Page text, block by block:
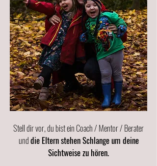
Stell dir vor, du bist ein Coach / Mentor / Berater
unddie Eltern stehen Schlange um deine
Sichtweise zu hören.